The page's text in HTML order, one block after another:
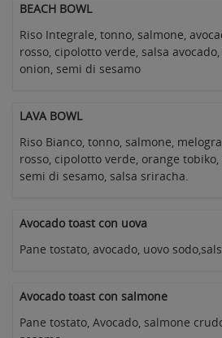
BEACH BOWL
Riso Integrale, tonno, salmone,
rosso, cipolotto verde, salsa
onion, semi di sesamo
LAVA BOWL
Riso Bianco, tonno, salmone,
rosso, cipolotto verde, orange
semi di sesamo, salsa sriracha.
Avocado toast con uova
Pane tostato, avocado, uovo
Avocado toast con salmone
Pane tostato, Avocado, salmone